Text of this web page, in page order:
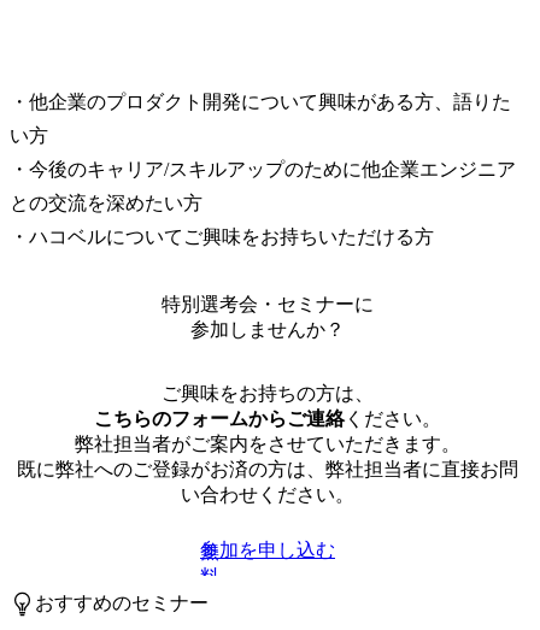
・他企業のプロダクト開発について興味がある方、語りた
い方
・今後のキャリア/スキルアップのために他企業エンジニア
との交流を深めたい方
・ハコベルについてご興味をお持ちいただける方
特別選考会・セミナーに
参加しませんか？
ご興味をお持ちの方は、
こちらのフォームからご連絡ください。
弊社担当者がご案内をさせていただきます。
既に弊社へのご登録がお済の方は、弊社担当者に直接お問
い合わせください。
無
料
参加を申し込む
おすすめのセミナー